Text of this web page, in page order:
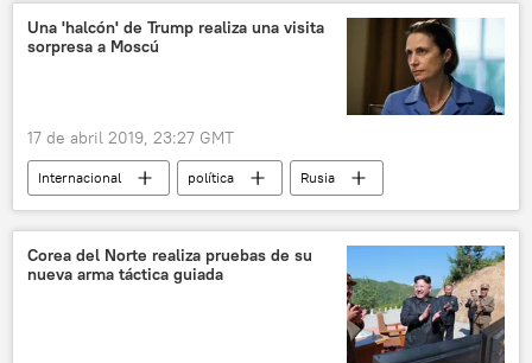
Bruno Rodríguez
rechazo
sanciones
Una 'halcón' de Trump realiza una visita
sorpresa a Moscú
17 de abril 2019, 23:27 GMT
Internacional política
Rusia
EEUU
Donald Trump noticias
Corea del Norte realiza pruebas de su
nueva arma táctica guiada